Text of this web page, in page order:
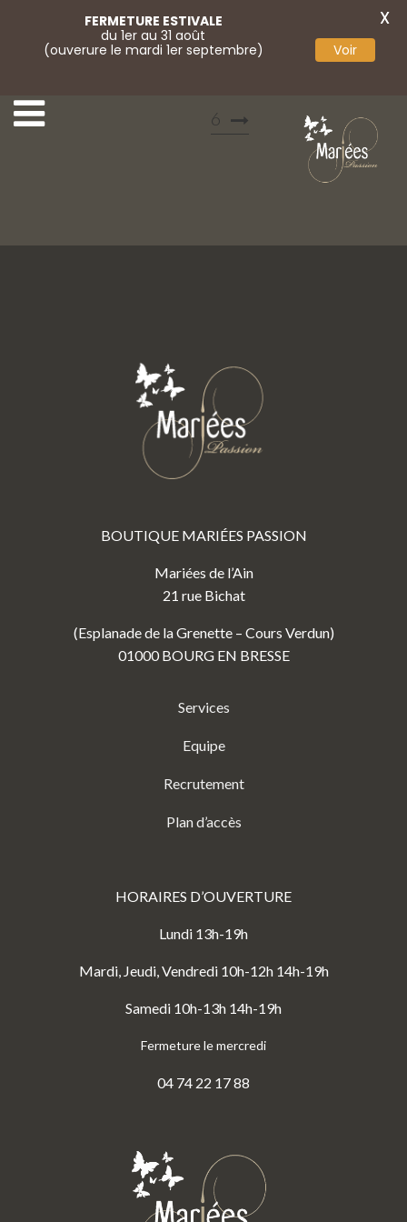
6
BOUTIQUE MARIÉES PASSION
Mariées de l’Ain
21 rue Bichat
(Esplanade de la Grenette – Cours Verdun)
01000 BOURG EN BRESSE
Services
Equipe
Recrutement
Plan d’accès
HORAIRES D’OUVERTURE
Lundi 13h-19h
Mardi, Jeudi, Vendredi 10h-12h 14h-19h
Samedi 10h-13h 14h-19h
Fermeture le mercredi
04 74 22 17 88
FERMETURE ESTIVALE
du 1er au 31 août
(ouverure le mardi 1er septembre)
Voir
X